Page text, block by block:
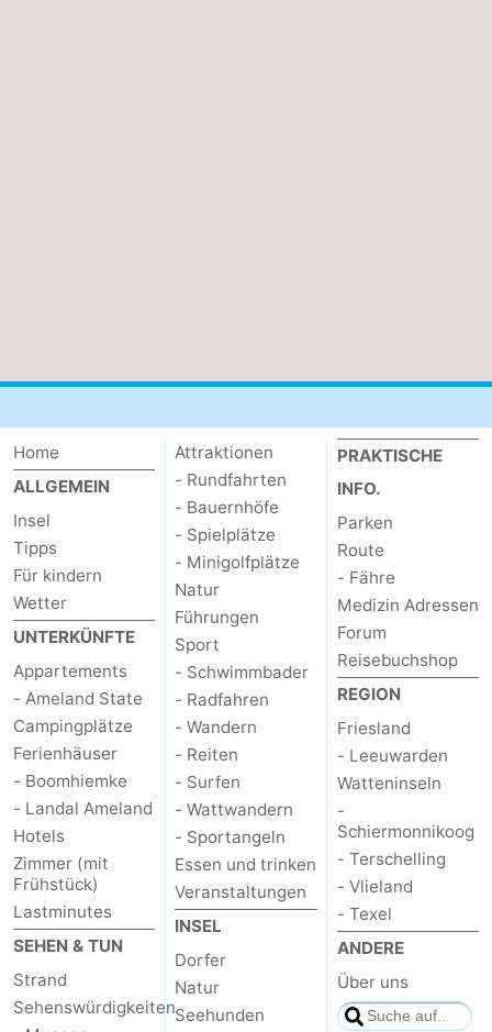
Home
ALLGEMEIN
Insel
Tipps
Für kindern
Wetter
UNTERKÜNFTE
Appartements
- Ameland State
Campingplätze
Ferienhäuser
- Boomhiemke
- Landal Ameland
Hotels
Zimmer (mit
Frühstück)
Lastminutes
SEHEN & TUN
Strand
Sehenswürdigkeiten
Attraktionen
- Rundfahrten
- Bauernhöfe
- Spielplätze
- Minigolfplätze
Natur
Führungen
Sport
- Schwimmbader
- Radfahren
- Wandern
- Reiten
- Surfen
- Wattwandern
- Sportangeln
Essen und trinken
Veranstaltungen
INSEL
Dorfer
Natur
Seehunden
PRAKTISCHE
INFO.
Parken
Route
- Fähre
Medizin Adressen
Forum
Reisebuchshop
REGION
Friesland
- Leeuwarden
Watteninseln
-
Schiermonnikoog
- Terschelling
- Vlieland
- Texel
ANDERE
Über uns